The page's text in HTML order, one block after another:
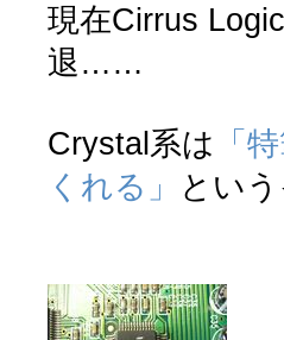
現在Cirrus
退……
Crystal系は 「
くれる」
とい